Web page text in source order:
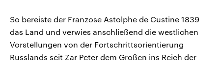
So bereiste der Franzose Astolphe de Custine 1839
das Land und verwies anschließend die westlichen
Vorstellungen von der Fortschrittsorientierung
Russlands seit Zar Peter dem Großen ins Reich der